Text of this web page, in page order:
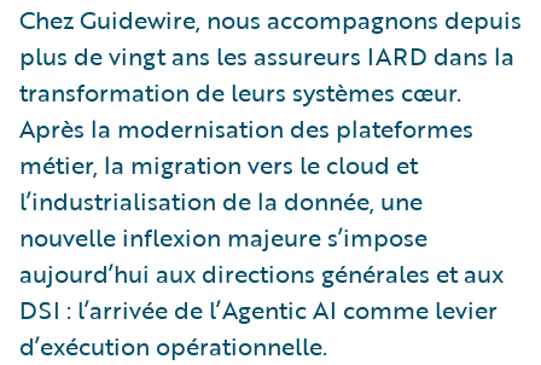
Chez Guidewire, nous accompagnons depuis
plus de vingt ans les assureurs IARD dans la
transformation de leurs systèmes cœur.
Après la modernisation des plateformes
métier, la migration vers le cloud et
l’industrialisation de la donnée, une
nouvelle inflexion majeure s’impose
aujourd’hui aux directions générales et aux
DSI : l’arrivée de l’Agentic AI comme levier
d’exécution opérationnelle.